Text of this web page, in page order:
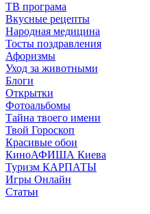
ТВ програма
Вкусные рецепты
Народная медицина
Тосты поздравления
Афоризмы
Уход за животными
Блоги
Открытки
Фотоальбомы
Тайна твоего имени
Твой Гороскоп
Красивые обои
КиноАФИША Киева
Туризм КАРПАТЫ
Игры Онлайн
Статьи